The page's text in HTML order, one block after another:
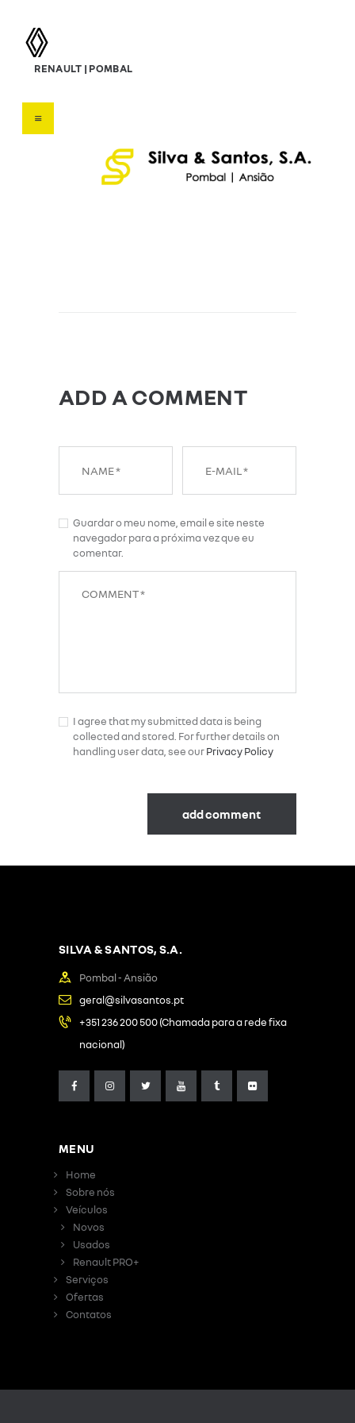
RENAULT | POMBALConcessionário Renault
HOME
ADD A COMMENT
Guardar o meu nome, email e site neste
navegador para a próxima vez que eu
comentar.
I agree that my submitted data is being
collected and stored. For further details on
handling user data, see ourPrivacy Policy
SILVA & SANTOS, S.A.
Pombal - Ansião
geral@silvasantos.pt
+351 236 200 500 (Chamada para a rede fixa
nacional)
MENU
Home
Sobre nós
Veículos
Novos
Usados
Renault PRO+
Serviços
Ofertas
Contatos